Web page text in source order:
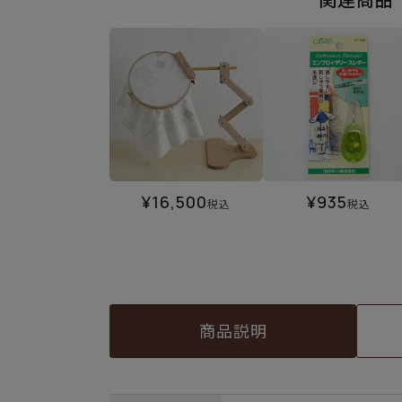
¥16,500税込 ¥935税込
商品説明